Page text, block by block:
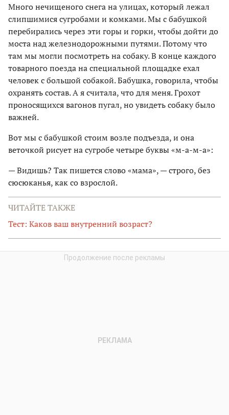
Много нечищеного снега на улицах, который лежал
слипшимися сугробами и комками. Мы с бабушкой
перебирались через эти горы и горки, чтобы дойти до
моста над железнодорожными путями. Потому что
там мы могли посмотреть на собаку. В конце каждого
товарного поезда на специальной площадке ехал
человек с большой собакой. Бабушка, говорила, чтобы
охранять состав. А я считала, что для меня. Грохот
проносящихся вагонов пугал, но увидеть собаку было
важней.
Вот мы с бабушкой стоим возле подъезда, и она
веточкой рисует на сугробе четыре буквы «м-а-м-а»:
— Видишь? Так пишется слово «мама», — строго, без
сюсюканья, как со взрослой.
ЧИТАЙТЕ ТАКЖЕ
Тест: Каков ваш внутренний возраст?